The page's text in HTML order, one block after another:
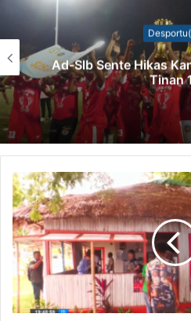
Ad-Slb Sente Hikas
Tinan